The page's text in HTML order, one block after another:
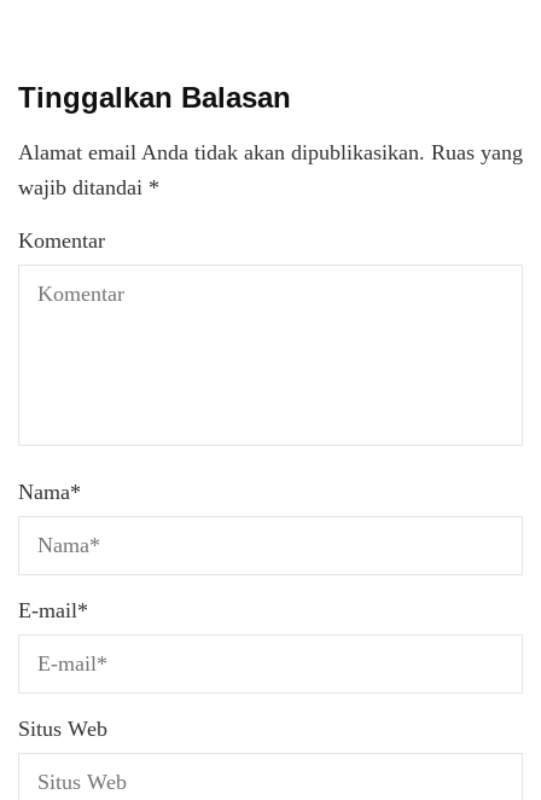
Tinggalkan Balasan
Alamat email Anda tidak akan dipublikasikan. Ruas yang
wajib ditandai *
Komentar
Nama*
E-mail*
Situs Web